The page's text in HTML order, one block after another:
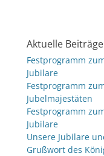
Aktuelle Beiträge
Festprogramm
Jubilare
Festprogramm
Jubelmajestäten
Festprogramm
Jubilare
Unsere Jubilare
Grußwort des